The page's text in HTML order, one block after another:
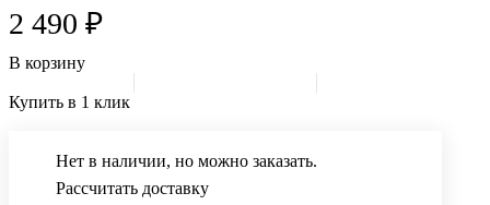
2 490 ₽
В корзину
Купить в 1 клик
Нет в наличии, но можно заказать.
Рассчитать доставку